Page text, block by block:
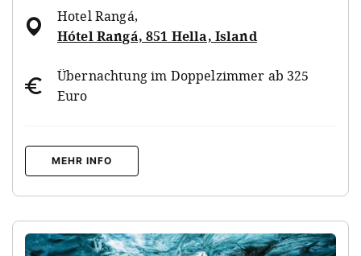
Hotel Rangá,
Hótel Rangá, 851 Hella, Island
Übernachtung im Doppelzimmer ab 325
Euro
MEHR INFO